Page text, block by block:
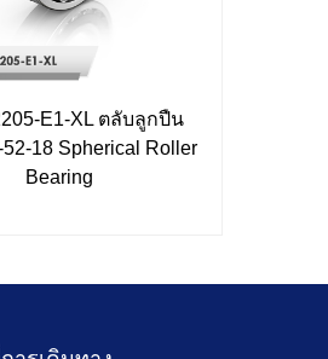
E1-XL ตลับลูกปืน
18 Spherical Roller
Bearing